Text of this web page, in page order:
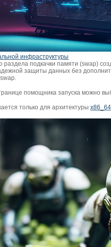
инфраструктуры
раздела подкачки памяти (swap)
защиты данных без
помощника запуска можно
только для архитектуры x86_64